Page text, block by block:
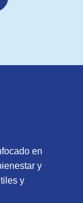
en
y
y